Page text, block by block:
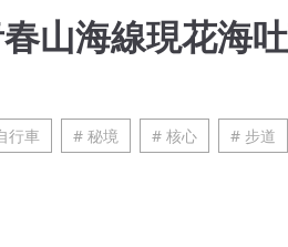
山海線現花海
行車 # 秘境 # 核心 # 步道